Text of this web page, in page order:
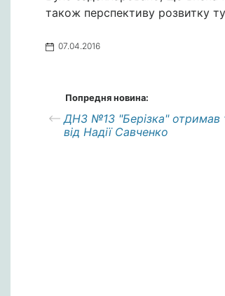
також перспективу розвитку
07.04.2016
Попредня новина:
ДНЗ №13 "Берізка" отримав
від Надії Савченко